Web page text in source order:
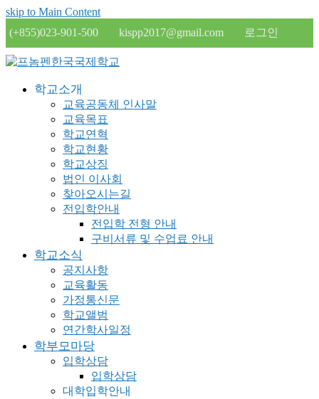
skip to Main Content
(+855)023-901-500
kispp2017@gmail.com 로그인
학교소개
교육공동체 인사말
교육목표
학교연혁
학교현황
학교상징
법인 이사회
찾아오시는길
전입학안내
전입학 전형 안내
구비서류 및 수업료 안내
학교소식
공지사항
교육활동
가정통신문
학교앨범
연간학사일정
학부모마당
입학상담
입학상담
대학입학안내